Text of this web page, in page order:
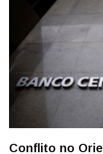
Conflito no